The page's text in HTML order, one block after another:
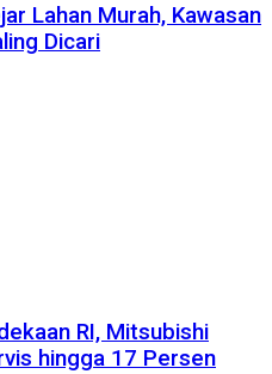
Lahan Murah, Kawasan
Dicari
RI, Mitsubishi
hingga 17 Persen